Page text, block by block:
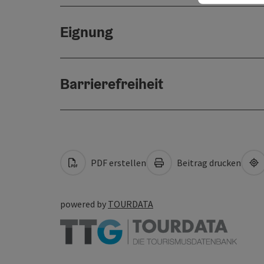
Eignung
Barrierefreiheit
PDF erstellen Beitrag drucken
powered by TOURDATA